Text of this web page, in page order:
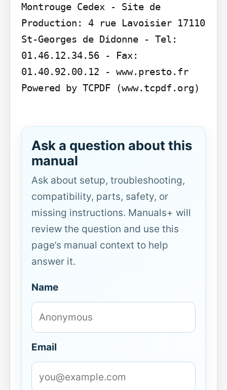
Montrouge Cedex - Site de
Production: 4 rue Lavoisier 17110
St-Georges de Didonne - Tel:
01.46.12.34.56 - Fax:
01.40.92.00.12 - www.presto.fr
Powered by TCPDF (www.tcpdf.org)
Ask a question about this
manual
Ask about setup, troubleshooting,
compatibility, parts, safety, or
missing instructions. Manuals+ will
review the question and use this
page’s manual context to help
answer it.
Name
Email